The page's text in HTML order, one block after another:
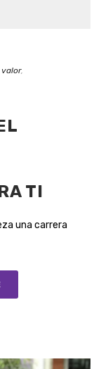
valor,
TI
una carrera